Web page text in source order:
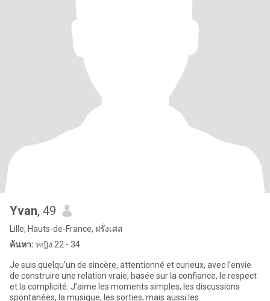
Yvan, 49
Lille, Hauts-de-France, ฝรั่งเศส
ค้นหา: หญิง 22 - 34
Je suis quelqu’un de sincère, attentionné et curieux, avec l’envie
de construire une relation vraie, basée sur la confiance, le respect
et la complicité. J’aime les moments simples, les discussions
spontanées, la musique, les sorties, mais aussi les